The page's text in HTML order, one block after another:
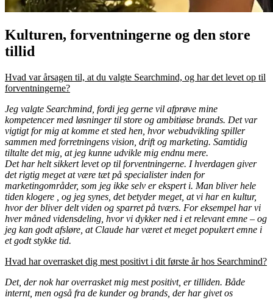
Kulturen, forventningerne og den store
tillid
forventningerne?
Jeg valgte Searchmind, fordi jeg gerne vil afprøve mine
kompetencer med løsninger til store og ambitiøse brands. Det var
vigtigt for mig at komme et sted hen, hvor webudvikling spiller
sammen med forretningens vision, drift og marketing. Samtidig
tiltalte det mig, at jeg kunne udvikle mig endnu mere.
Det har helt sikkert levet op til forventningerne. I hverdagen giver
det rigtig meget at være tæt på specialister inden for
marketingområder, som jeg ikke selv er ekspert i. Man bliver hele
tiden klogere , og jeg synes, det betyder meget, at vi har en kultur,
hvor der bliver delt viden og sparret på tværs. For eksempel har vi
hver måned vidensdeling, hvor vi dykker ned i et relevant emne – og
et godt stykke tid.
Hvad har overrasket dig mest positivt i dit første år hos Searchmind?